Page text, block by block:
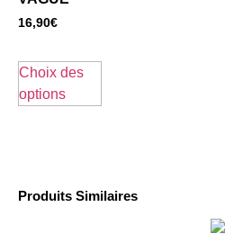
16,90€
Choix des
options
Produits Similaires